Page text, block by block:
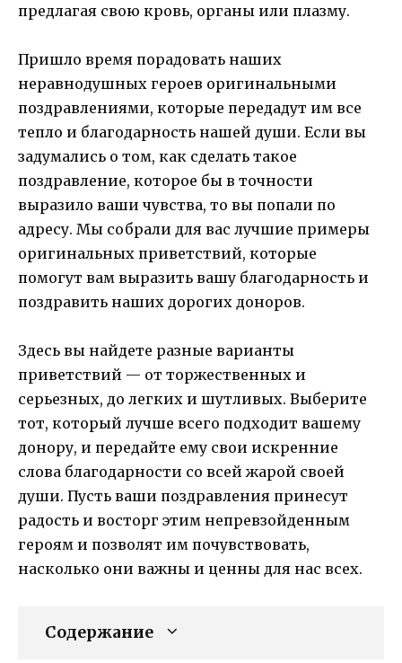
предлагая свою кровь, органы или плазму.
Пришло время порадовать наших
неравнодушных героев оригинальными
поздравлениями, которые передадут им все
тепло и благодарность нашей души. Если вы
задумались о том, как сделать такое
поздравление, которое бы в точности
выразило ваши чувства, то вы попали по
адресу. Мы собрали для вас лучшие примеры
оригинальных приветствий, которые
помогут вам выразить вашу благодарность и
поздравить наших дорогих доноров.
Здесь вы найдете разные варианты
приветствий — от торжественных и
серьезных, до легких и шутливых. Выберите
тот, который лучше всего подходит вашему
донору, и передайте ему свои искренние
слова благодарности со всей жарой своей
души. Пусть ваши поздравления принесут
радость и восторг этим непревзойденным
героям и позволят им почувствовать,
насколько они важны и ценны для нас всех.
Содержание